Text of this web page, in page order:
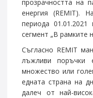
прозрачността на
енергия (REMIT).
периода
сегмент „В рамките
Съгласно REMIT
лъжливи поръчки
множество или
едната страна на
далеч от най-